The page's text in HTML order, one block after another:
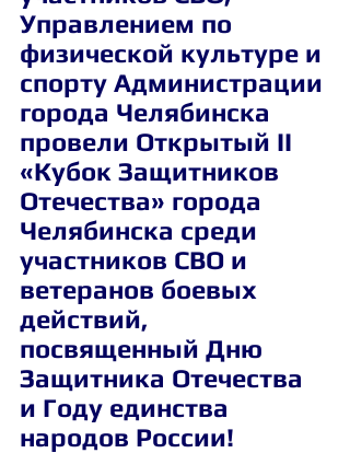
Управлением по
физической культуре и
спорту Администрации
города Челябинска
провели Открытый II
«Кубок Защитников
Отечества» города
Челябинска среди
участников СВО и
ветеранов боевых
действий,
посвященный Дню
Защитника Отечества
и Году единства
народов России!